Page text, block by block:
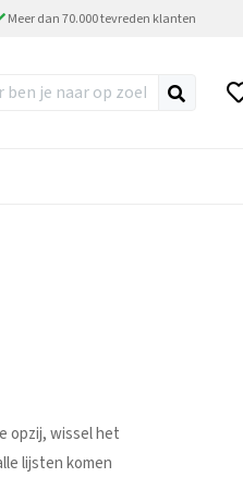
Meer dan 70.000 tevreden klanten
opzij, wissel het
lijsten komen